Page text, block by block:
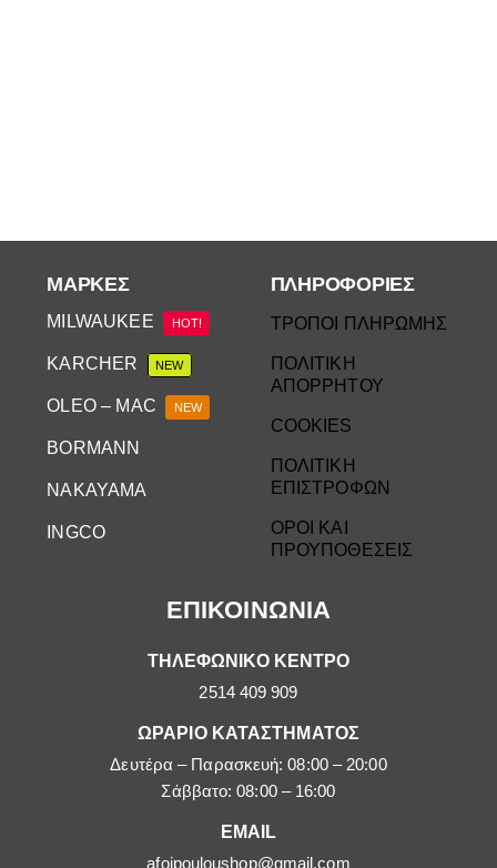
ΕΠΙΚΟΙΝΩΝΙΑ
ΤΗΛΕΦΩΝΙΚΟ ΚΕΝΤΡΟ
2514 409 909
ΩΡΑΡΙΟ ΚΑΤΑΣΤΗΜΑΤΟΣ
Δευτέρα – Παρασκευή: 08:00 – 20:00
Σάββατο: 08:00 – 16:00
EMAIL
afoipouloushop@gmail.com
ΜΆΡΚΕΣ
MILWAUKEE HOT!
KARCHER NEW
OLEO – MAC NEW
BORMANN
NAKAYAMA
INGCO
ΠΛΗΡΟΦΟΡΙΕΣ
ΤΡΟΠΟΙ ΠΛΗΡΩΜΗΣ
ΠΟΛΙΤΙΚΗ
ΑΠΟΡΡΗΤΟΥ
COOKIES
ΠΟΛΙΤΙΚΗ
ΕΠΙΣΤΡΟΦΩΝ
ΟΡΟΙ ΚΑΙ
ΠΡΟΥΠΟΘΕΣΕΙΣ